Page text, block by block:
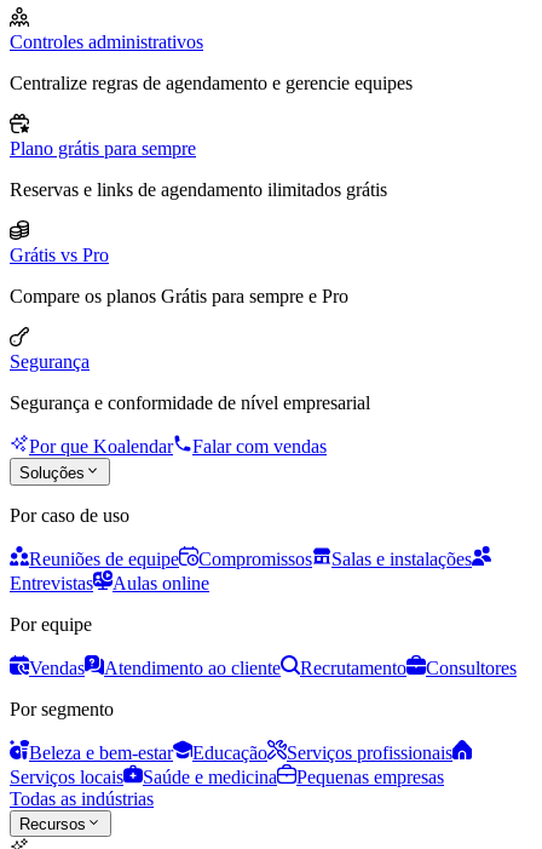
Controles administrativos
Centralize regras de agendamento e gerencie equipes
Plano grátis para sempre
Reservas e links de agendamento ilimitados grátis
Grátis vs Pro
Compare os planos Grátis para sempre e Pro
Segurança
Segurança e conformidade de nível empresarial
Por que Koalendar Falar com vendas
Soluções
Por caso de uso
Reuniões de equipe Compromissos
Salas e instalações
Entrevistas
Aulas online
Por equipe
Vendas Atendimento ao cliente Recrutamento
Consultores
Por segmento
Beleza e bem-estar Educação
Serviços profissionais
Serviços locais
Saúde e medicina
Pequenas empresas
Todas as indústrias
Recursos